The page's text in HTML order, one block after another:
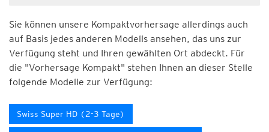
Sie können unsere Kompaktvorhersage allerdings auch
auf Basis jedes anderen Modells ansehen, das uns zur
Verfügung steht und Ihren gewählten Ort abdeckt. Für
die "Vorhersage Kompakt" stehen Ihnen an dieser Stelle
folgende Modelle zur Verfügung:
Swiss Super HD (2-3 Tage)